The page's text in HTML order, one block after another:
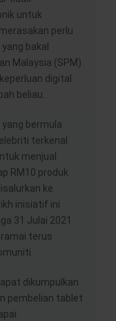
untuk
perlu
bakal
Malaysia (SPM)
digital
beliau.
yang bermula
terkenal
menjual
RM10 produk
ke
inisiatif ini
31 Julai 2021
terus
dikumpulkan
pembelian tablet